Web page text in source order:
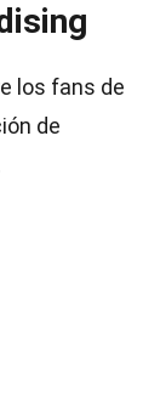
los fans de
de